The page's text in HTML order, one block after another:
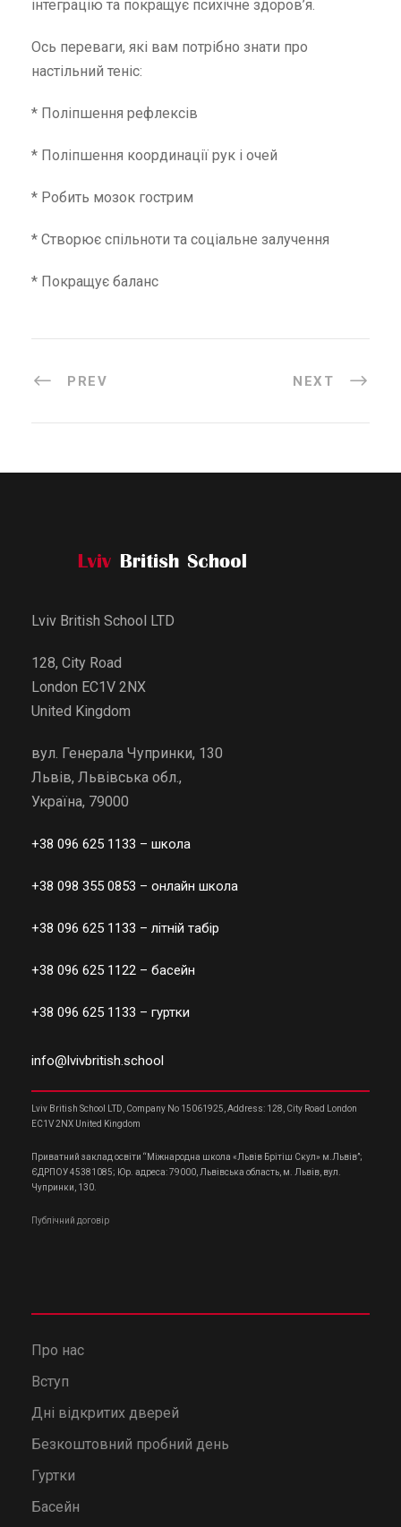
інтеграцію та покращує психічне здоров’я.
Ось переваги, які вам потрібно знати про
настільний теніс:
* Поліпшення рефлексів
* Поліпшення координації рук і очей
* Робить мозок гострим
* Створює спільноти та соціальне залучення
* Покращує баланс
PREV NEXT
Lviv British School LTD
128, City Road
London EC1V 2NX
United Kingdom
вул. Генерала Чупринки, 130
Львів, Львівська обл.,
Україна, 79000
+38 096 625 1133 – школа
+38 098 355 0853 – онлайн школа
+38 096 625 1133 – літній табір
+38 096 625 1122 – басейн
+38 096 625 1133 – гуртки
info@lvivbritish.school
Lviv British School LTD, Company No 15061925, Address: 128, City Road London
EC1V 2NX United Kingdom
Приватний заклад освіти “Міжнародна школа «Львів Брітіш Скул» м.Львів”;
ЄДРПОУ 45381085; Юр. адреса: 79000, Львівська область, м. Львів, вул.
Чупринки, 130.
Публічний договір
Про нас
Вступ
Дні відкритих дверей
Безкоштовний пробний день
Гуртки
Басейн